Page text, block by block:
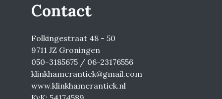
Contact
Folkingestraat 48 - 50
9711 JZ Groningen
050-3185675 / 06-23176556
klinkhamerantiek@gmail.com
www.klinkhamerantiek.nl